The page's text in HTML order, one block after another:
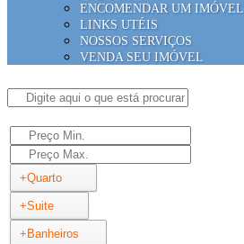
ENCOMENDAR UM IMÓVEL
LINKS UTÉIS
NOSSOS SERVIÇOS
VENDA SEU IMÓVEL